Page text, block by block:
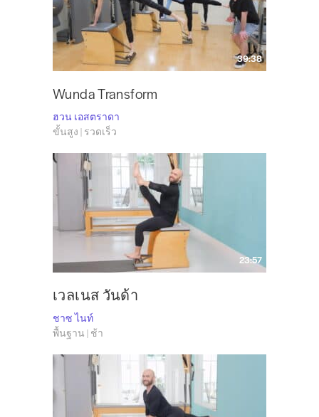
39:38
Wunda Transform
ฮวน เอสตราดา
ขั้นสูง | รวดเร็ว
23:57
เวลเนส วันด้า
ชาซ ไนท์
พื้นฐาน | ช้า